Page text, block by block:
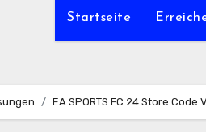
Startseite
EA SPORTS FC 24 Store